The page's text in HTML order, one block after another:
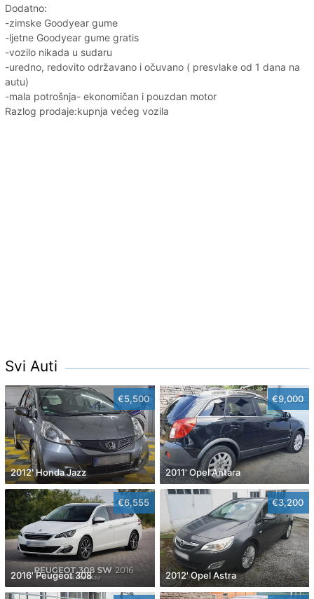
Dodatno:
-zimske Goodyear gume
-ljetne Goodyear gume gratis
-vozilo nikada u sudaru
-uredno, redovito održavano i očuvano ( presvlake od 1 dana na
autu)
-mala potrošnja- ekonomičan i pouzdan motor
Razlog prodaje:kupnja većeg vozila
Svi Auti
€5,500
2012' Honda Jazz
€9,000
2011' Opel Antara
€6,555
2016' Peugeot 308
€3,200
2012' Opel Astra